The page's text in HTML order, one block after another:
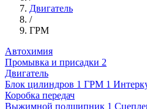
Двигатель
/
ГРМ
Автохимия
Промывка и присадки 2
Двигатель
Блок цилиндров 1 ГРМ 1
Коробка передач
Выжимной подшипник 1